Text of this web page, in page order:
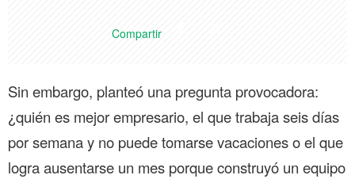
Compartir
Sin embargo, planteó una pregunta provocadora:
¿quién es mejor empresario, el que trabaja seis días
por semana y no puede tomarse vacaciones o el que
logra ausentarse un mes porque construyó un equipo